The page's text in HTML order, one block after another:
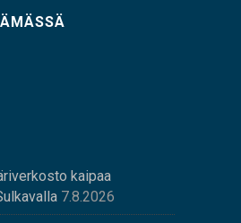
kaipaa
7.8.2026